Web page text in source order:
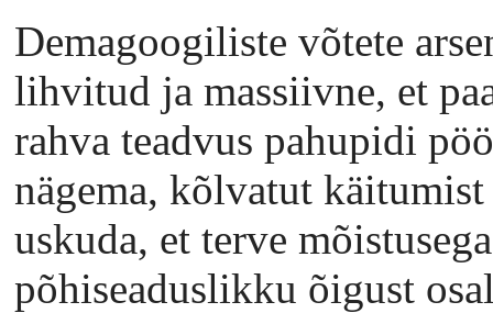
Demagoogiliste võtete
lihvitud ja massiivne, et
rahva teadvus pahupidi
nägema, kõlvatut
uskuda, et terve
põhiseaduslikku õigust